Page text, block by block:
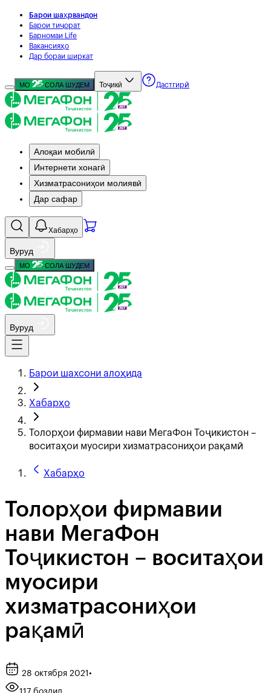
Барои шаҳрвандон
Барои тиҷорат
Барномаи Life
Вакансияҳо
Дар бораи ширкат
МО СОЛА ШУДЕМ Тоҷикӣ Дастгирӣ
Алоқаи мобилӣ
Интернети хонагӣ
Хизматрасониҳои молиявӣ
Дар сафар
Хабарҳо
Вуруд
МО СОЛА ШУДЕМ
Вуруд
Барои шахсони алоҳида
Хабарҳо
Толорҳои фирмавии нави МегаФон Тоҷикистон –
воситаҳои муосири хизматрасониҳои рақамӣ
Хабарҳо
Толорҳои фирмавии
нави МегаФон
Тоҷикистон – воситаҳои
муосири
хизматрасониҳои
рақамӣ
28 октября 2021 •